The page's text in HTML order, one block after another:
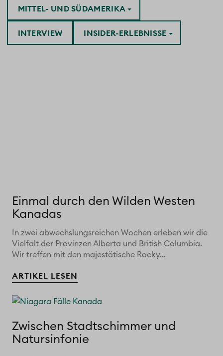
INSIDER-ERLEBNISSE
INTERVIEW
MITTEL- UND SÜDAMERIKA
Einmal durch den Wilden Westen
Kanadas
In zwei abwechslungsreichen Wochen erleben wir die
Vielfalt der Provinzen Alberta und British Columbia.
Wir treffen mit den majestätische Rocky...
ARTIKEL LESEN
Zwischen Stadtschimmer und
Natursinfonie